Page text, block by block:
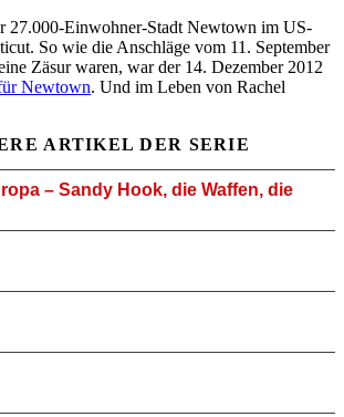
27.000-Einwohner-Stadt Newtown im US-
So wie die Anschläge vom 11. September
Zäsur waren, war der 14. Dezember 2012
Newtown. Und im Leben von Rachel
ARTIKEL DER SERIE
– Sandy Hook, die Waffen, die